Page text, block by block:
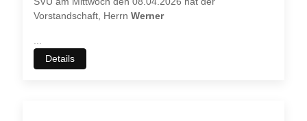
Vorstandschaft, HerrnWerner
...
Details